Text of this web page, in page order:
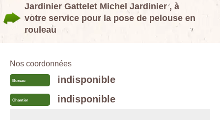
Jardinier Gattelet Michel Jardinier , à
votre service pour la pose de pelouse en
rouleau
Nos coordonnées
Bureau indisponible
Chantier indisponible